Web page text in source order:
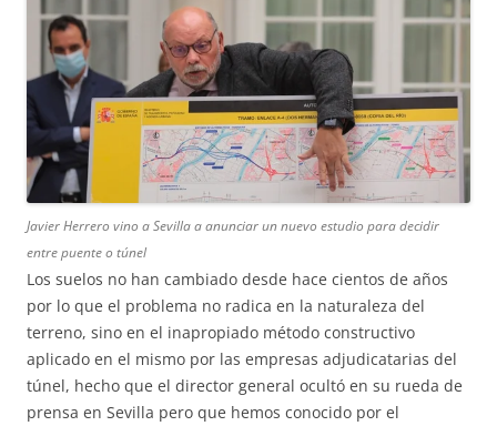
Javier Herrero vino a Sevilla a anunciar un nuevo estudio para decidir
entre puente o túnel
Los suelos no han cambiado desde hace cientos de años
por lo que el problema no radica en la naturaleza del
terreno, sino en el inapropiado método constructivo
aplicado en el mismo por las empresas adjudicatarias del
túnel, hecho que el director general ocultó en su rueda de
prensa en Sevilla pero que hemos conocido por el